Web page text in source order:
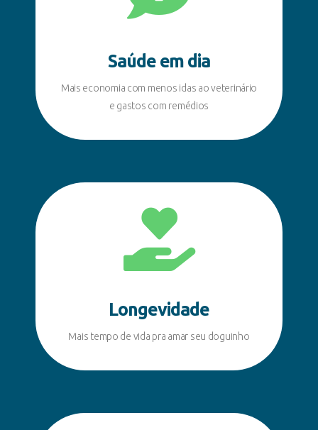
Saúde em dia
Mais economia com menos idas ao veterinário
e gastos com remédios
Longevidade
Mais tempo de vida pra amar seu doguinho